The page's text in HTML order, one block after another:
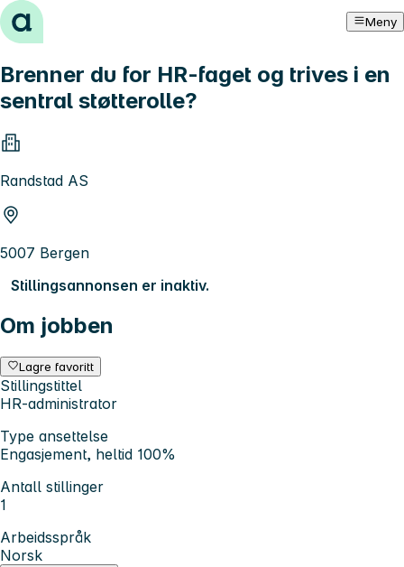
Hopp til innhold Meny
Brenner du for HR-faget og trives i en
sentral støtterolle?
Randstad AS
5007 Bergen
Stillingsannonsen er inaktiv.
Om jobben
Lagre favoritt
Stillingstittel
HR-administrator
Type ansettelse
Engasjement, heltid 100%
Antall stillinger
1
Arbeidsspråk
Norsk